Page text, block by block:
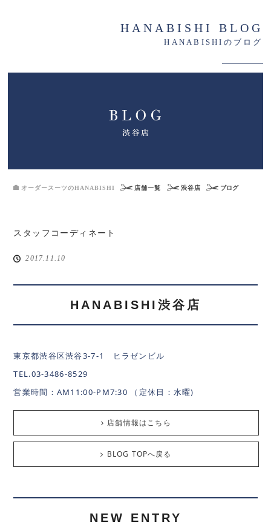
HANABISHI BLOG
HANABISHIのブログ
オーダースーツのHANABISHI 店舗一覧 渋谷店 ブログ
スタッフコーディネート
2017.11.10
HANABISHI渋谷店
東京都渋谷区渋谷3-7-1 ヒラゼンビル
TEL.03-3486-8529
営業時間：AM11:00-PM7:30 （定休日：水曜)
店舗情報はこちら
BLOG TOPへ戻る
NEW ENTRY